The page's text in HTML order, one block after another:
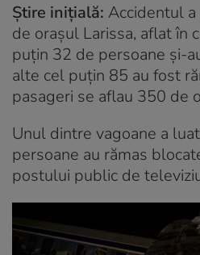
Știre inițială: Accidentul
de orașul Larissa, aflat în
puțin 32 de persoane și-
alte cel puțin 85 au fost
pasageri se aflau 350 de
Unul dintre vagoane a
persoane au rămas
postului public de